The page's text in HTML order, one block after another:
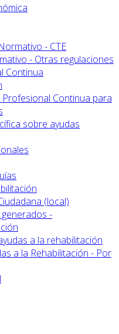
- CTE
- Otras regulaciones
Continua
Continua para
sobre ayudas
(local)
-
a la rehabilitación
a la Rehabilitación - Por